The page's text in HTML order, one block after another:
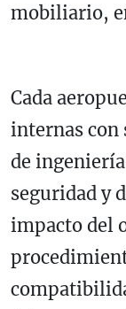
mobiliario,
Cada
internas con
de
seguridad y
impacto del